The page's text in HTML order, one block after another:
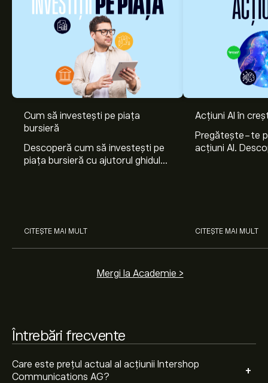
Cum să investești pe piața
bursieră
Descoperă cum să investești pe
piața bursieră cu ajutorul ghidului
CITEȘTE MAI MULT
Acțiuni AI în
Pregătește-te
acțiuni AI.
CITEȘTE MAI MULT
Mergi la Academie >
Întrebări frecvente
Care este prețul actual al acțiunii Intershop
Communications AG?
+
Prețul actual al acțiunilor ISHA.DE este 1.540‎€‎.
Analiștii oferă previziuni pentru acțiunile Intershop
mai recente previziuni pentru mișcările viitoare de preț.